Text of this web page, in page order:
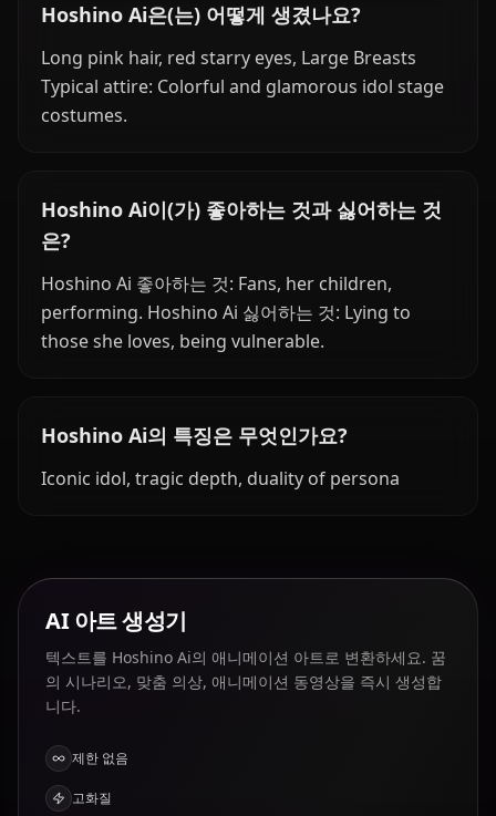
Hoshino Ai은(는) 어떻게 생겼나요?
Long pink hair, red starry eyes, Large Breasts
Typical attire: Colorful and glamorous idol stage
costumes.
Hoshino Ai이(가) 좋아하는 것과 싫어하는 것
은?
Hoshino Ai 좋아하는 것: Fans, her children,
performing. Hoshino Ai 싫어하는 것: Lying to
those she loves, being vulnerable.
Hoshino Ai의 특징은 무엇인가요?
Iconic idol, tragic depth, duality of persona
AI 아트 생성기
텍스트를 Hoshino Ai의 애니메이션 아트로 변환하세요. 꿈
의 시나리오, 맞춤 의상, 애니메이션 동영상을 즉시 생성합
니다.
제한 없음
고화질